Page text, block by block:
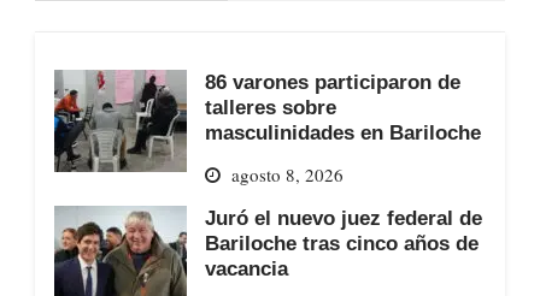
86 varones participaron de
talleres sobre
masculinidades en Bariloche
agosto 8, 2026
Juró el nuevo juez federal de
Bariloche tras cinco años de
vacancia